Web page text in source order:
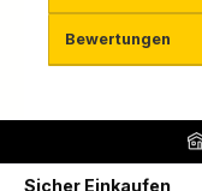
Bewertungen
Sicher Einkaufen